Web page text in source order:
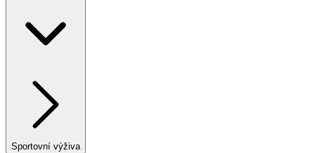
Sportovní výživa